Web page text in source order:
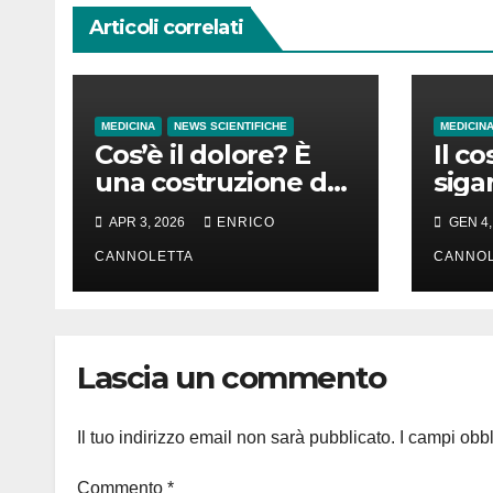
Articoli correlati
MEDICINA NEWS SCIENTIFICHE
Cos’è il dolore? È
una costruzione del
cervello
APR 3, 2026 ENRICO
CANNOLETTA
MEDICINA
Il
in
inGEN
Lascia un commento
Il tuo indirizzo email non sarà pubblicato. I campi
Commento *